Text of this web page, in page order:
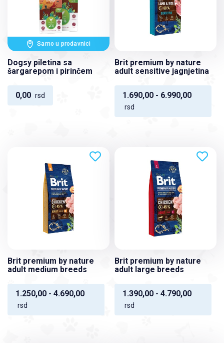
Samo u prodavnici
Dogsy piletina sa
šargarepom i pirinčem
0,00 rsd
Brit premium by nature
adult sensitive jagnjetina
1.690,00 - 6.990,00
rsd
Brit premium by nature
adult medium breeds
1.250,00 - 4.690,00
rsd
Brit premium by nature
adult large breeds
1.390,00 - 4.790,00
rsd